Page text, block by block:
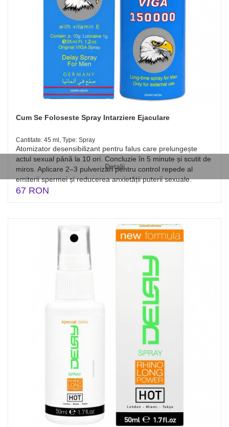
Detalii
Cum Se Foloseste Spray Intarziere Ejaculare
Cantitate: 45 ml, Type: Spray
Atomizator desensibilizant pentru falus care prelungește
actul sexual până la 10 ori. Concluzie în 5 minute și scutit de
miros. Aplicare 2–3 pulverizări pentru control repede al
emiterii spermei și reducerea anxietății puterii sexuale.
67 RON